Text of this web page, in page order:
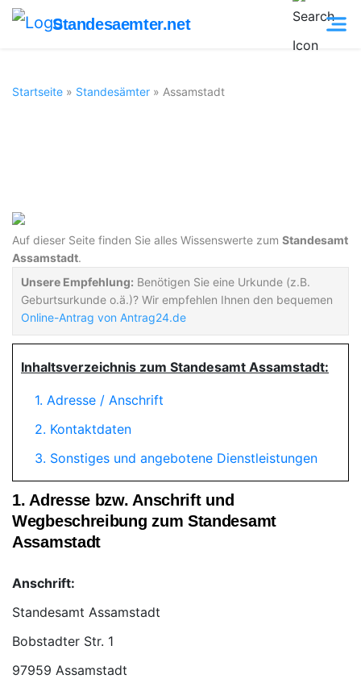
Standesaemter.net
Startseite » Standesämter » Assamstadt
Auf dieser Seite finden Sie alles Wissenswerte zum Standesamt
Assamstadt.
Unsere Empfehlung: Benötigen Sie eine Urkunde (z.B.
Geburtsurkunde o.ä.)? Wir empfehlen Ihnen den bequemen
Online-Antrag von Antrag24.de
Inhaltsverzeichnis zum Standesamt Assamstadt:
1. Adresse / Anschrift
2. Kontaktdaten
3. Sonstiges und angebotene Dienstleistungen
1. Adresse bzw. Anschrift und
Wegbeschreibung zum Standesamt
Assamstadt
Anschrift:
Standesamt Assamstadt
97959 Assamstadt